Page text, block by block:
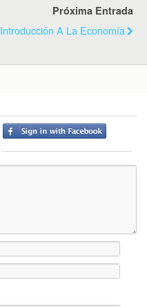
Próxima Entrada
Introducción A La Economía